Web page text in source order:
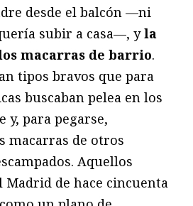
desde el balcón —ni
subir a casa—, yla
macarras de barrio.
tipos bravos que para
buscaban pelea en los
y, para pegarse,
macarras de otros
Aquellos
Madrid de hace cincuenta